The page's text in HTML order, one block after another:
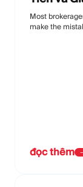
Most
make the
đọc thêm